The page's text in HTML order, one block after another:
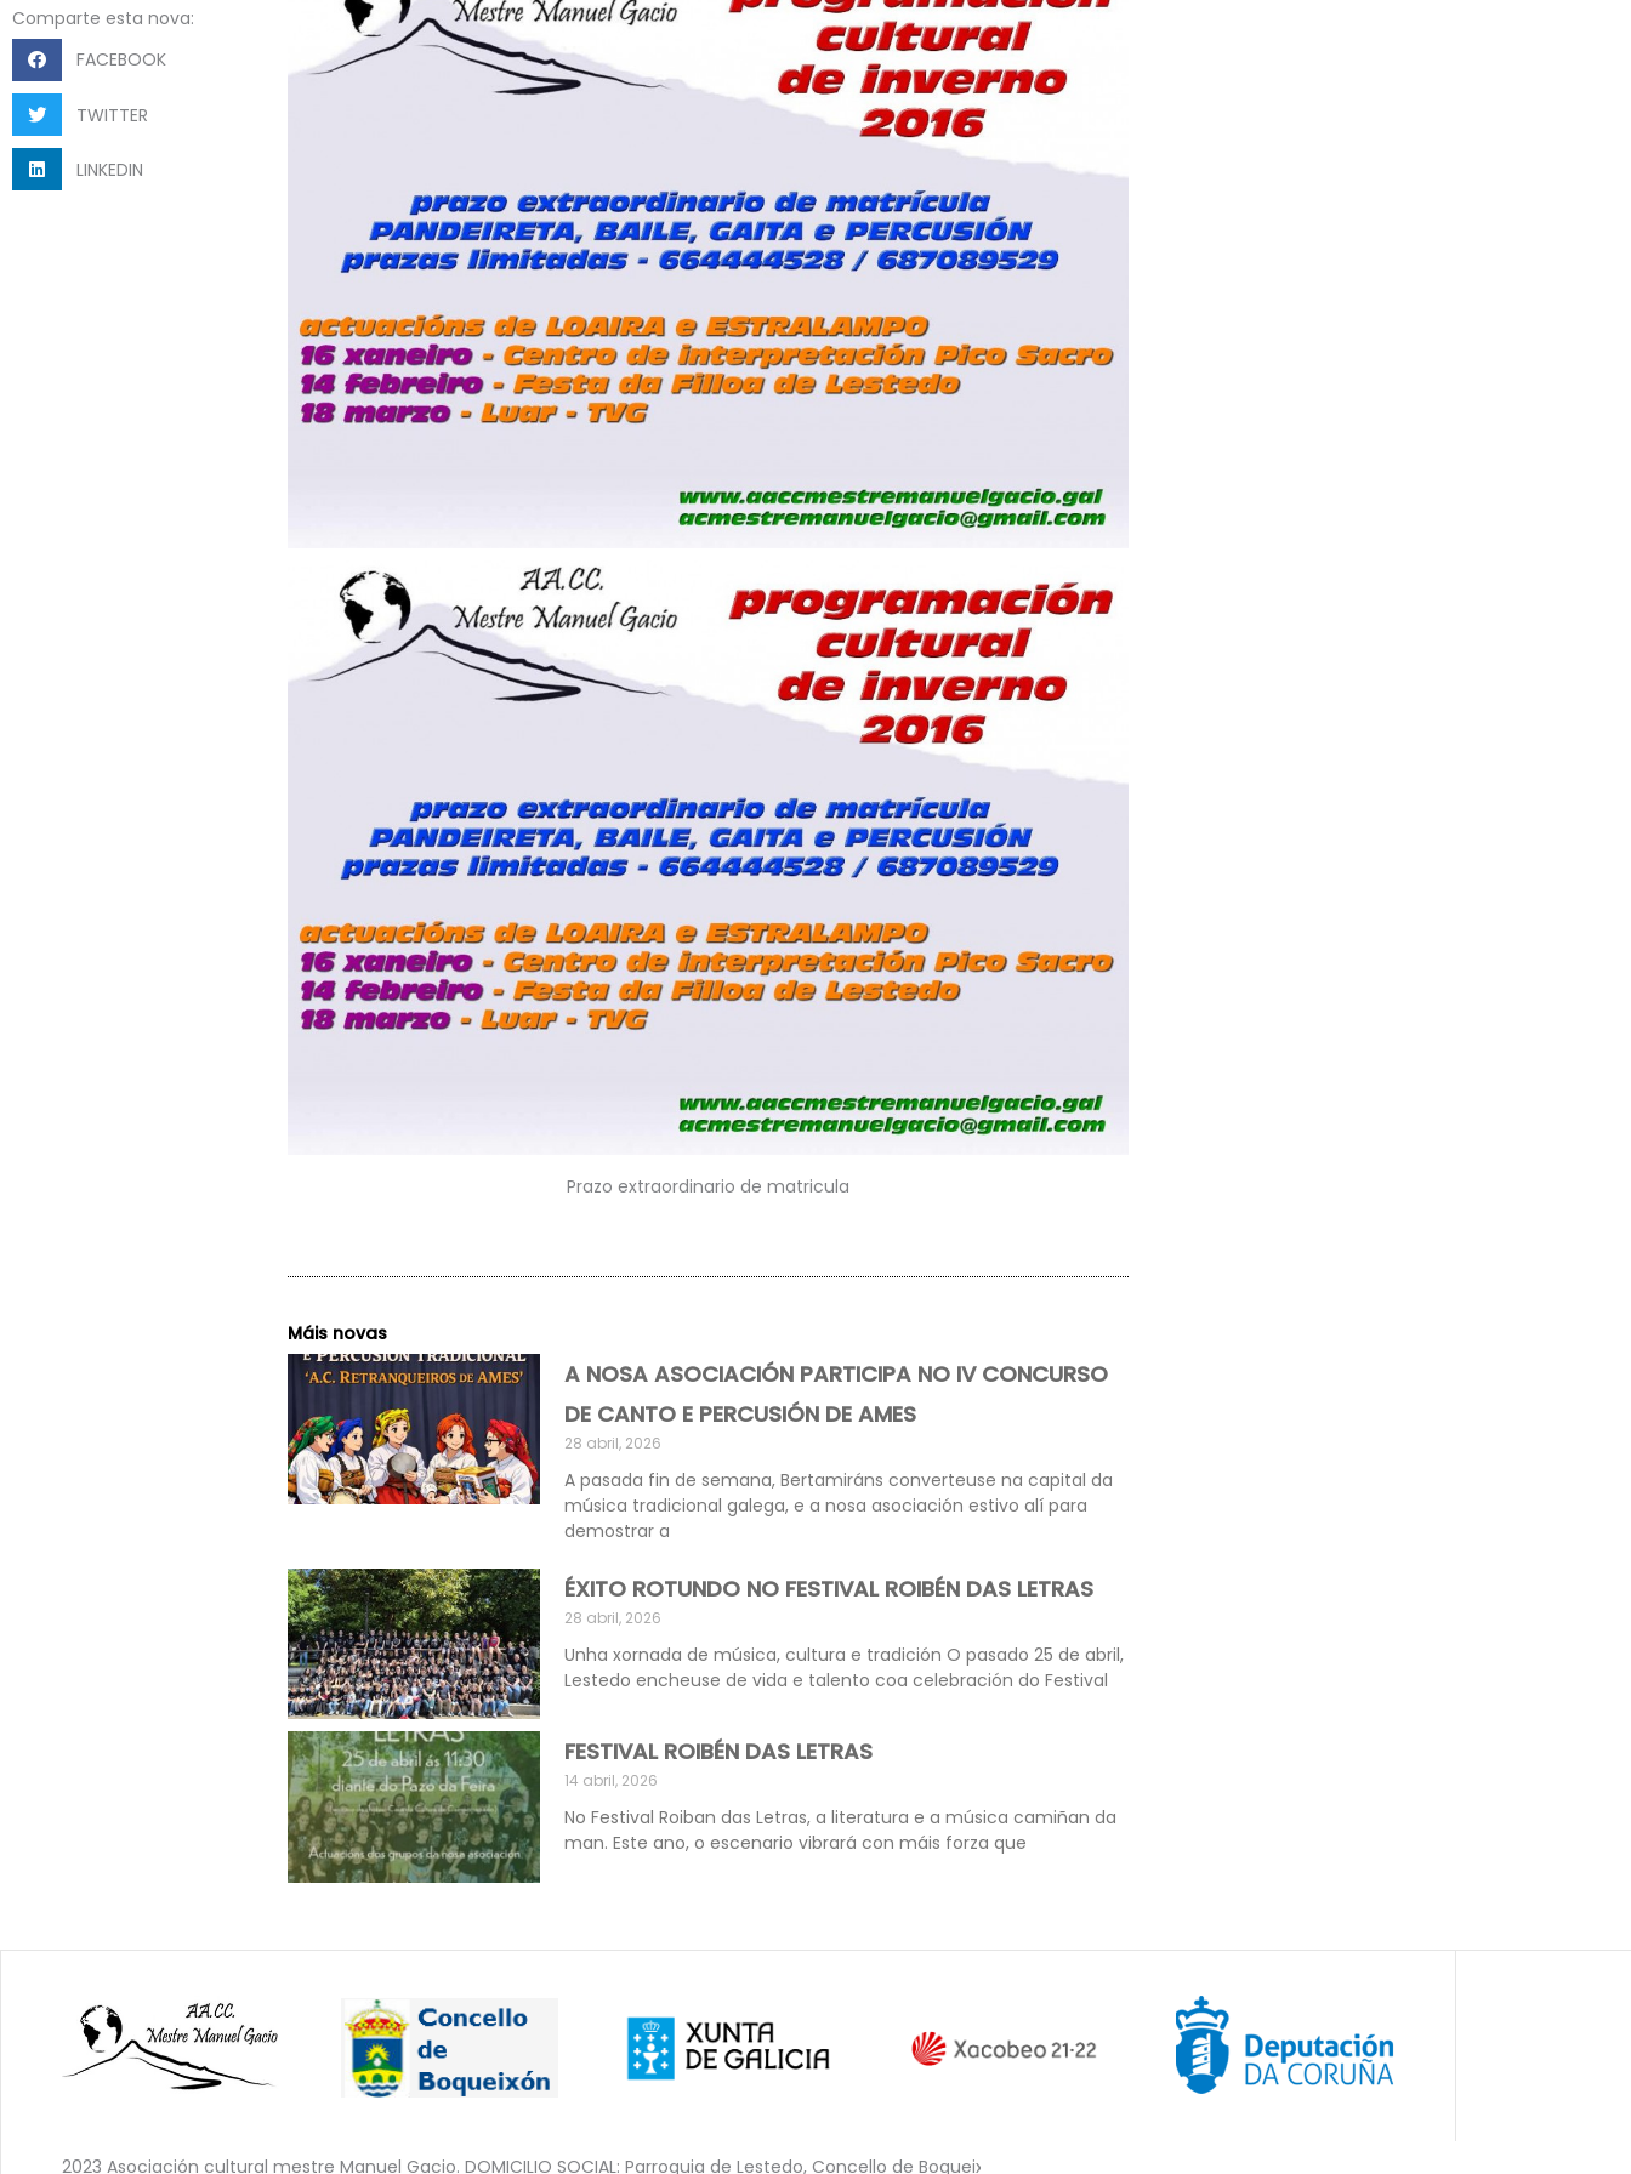
Comparte esta nova:
FACEBOOK
TWITTER
LINKEDIN
Prazo extraordinario de matricula
Máis novas
A NOSA ASOCIACIÓN PARTICIPA NO IV CONCURSO
DE CANTO E PERCUSIÓN DE AMES
28 abril, 2026
A pasada fin de semana, Bertamiráns converteuse na capital da
música tradicional galega, e a nosa asociación estivo alí para
demostrar a
ÉXITO ROTUNDO NO FESTIVAL ROIBÉN DAS LETRAS
28 abril, 2026
Unha xornada de música, cultura e tradición O pasado 25 de abril,
Lestedo encheuse de vida e talento coa celebración do Festival
FESTIVAL ROIBÉN DAS LETRAS
14 abril, 2026
No Festival Roiban das Letras, a literatura e a música camiñan da
man. Este ano, o escenario vibrará con máis forza que
2023 Asociación cultural mestre Manuel Gacio. DOMICILIO SOCIAL: Parroquia de Lestedo, Concello de Boqueixón.